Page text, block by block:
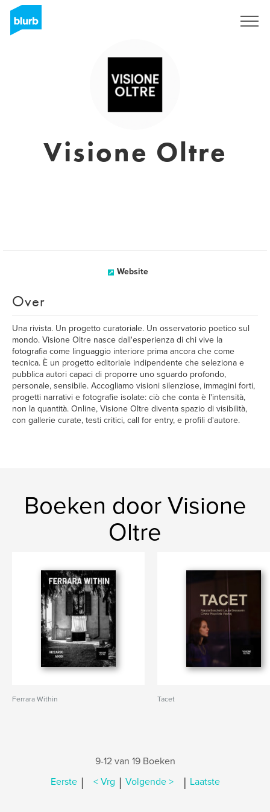
Visione Oltre
Website
Over
Una rivista. Un progetto curatoriale. Un osservatorio poetico sul
mondo. Visione Oltre nasce dall'esperienza di chi vive la
fotografia come linguaggio interiore prima ancora che come
tecnica. È un progetto editoriale indipendente che seleziona e
pubblica autori capaci di proporre uno sguardo profondo,
personale, sensibile. Accogliamo visioni silenziose, immagini forti,
progetti narrativi e fotografie isolate: ciò che conta è l'intensità,
non la quantità. Online, Visione Oltre diventa spazio di visibilità,
con gallerie curate, testi critici, call for entry, e profili d'autore.
Boeken door Visione
Oltre
Ferrara Within Tacet
9-12 van 19 Boeken
Eerste | < Vrg | Volgende > | Laatste